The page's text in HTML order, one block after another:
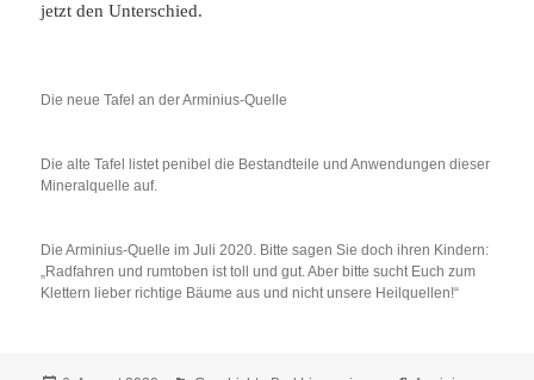
jetzt den Unterschied.
Die neue Tafel an der Arminius-Quelle
Die alte Tafel listet penibel die Bestandteile und Anwendungen dieser
Mineralquelle auf.
Die Arminius-Quelle im Juli 2020. Bitte sagen Sie doch ihren Kindern:
„Radfahren und rumtoben ist toll und gut. Aber bitte sucht Euch zum
Klettern lieber richtige Bäume aus und nicht unsere Heilquellen!“